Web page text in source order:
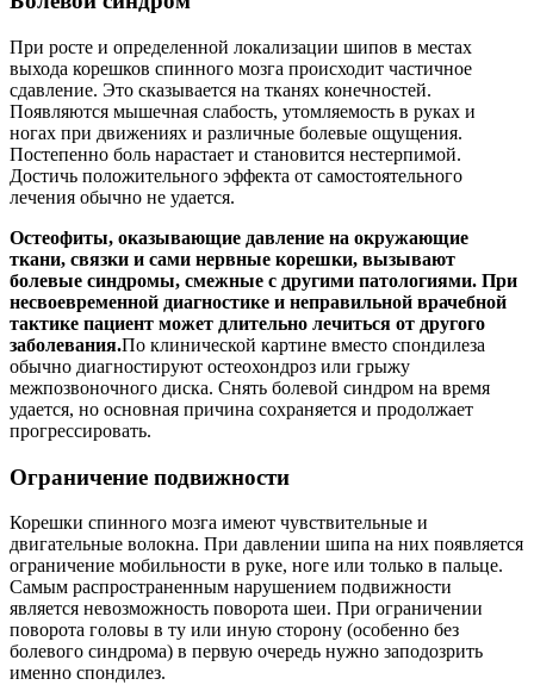
При росте и определенной локализации шипов в местах
выхода корешков спинного мозга происходит частичное
сдавление. Это сказывается на тканях конечностей.
Появляются мышечная слабость, утомляемость в руках и
ногах при движениях и различные болевые ощущения.
Постепенно боль нарастает и становится нестерпимой.
Достичь положительного эффекта от самостоятельного
лечения обычно не удается.
Остеофиты, оказывающие давление на окружающие
ткани, связки и сами нервные корешки, вызывают
болевые синдромы, смежные с другими патологиями. При
несвоевременной диагностике и неправильной врачебной
тактике пациент может длительно лечиться от другого
заболевания.По клинической картине вместо спондилеза
обычно диагностируют остеохондроз или грыжу
межпозвоночного диска. Снять болевой синдром на время
удается, но основная причина сохраняется и продолжает
прогрессировать.
Ограничение подвижности
Корешки спинного мозга имеют чувствительные и
двигательные волокна. При давлении шипа на них появляется
ограничение мобильности в руке, ноге или только в пальце.
Самым распространенным нарушением подвижности
является невозможность поворота шеи. При ограничении
поворота головы в ту или иную сторону (особенно без
болевого синдрома) в первую очередь нужно заподозрить
именно спондилез.